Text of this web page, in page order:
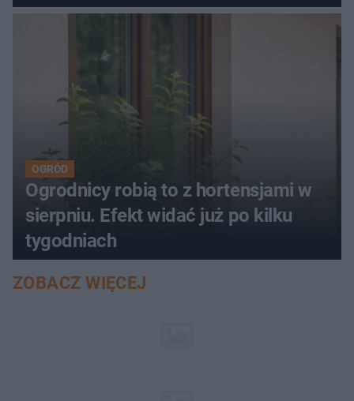
OGRÓD
Ogrodnicy robią to z hortensjami w
sierpniu. Efekt widać już po kilku
tygodniach
ZOBACZ WIĘCEJ